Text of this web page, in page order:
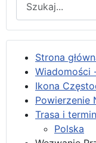
Strona
Wiadomości
Ikona
Powierzenie
Trasa i
Polska